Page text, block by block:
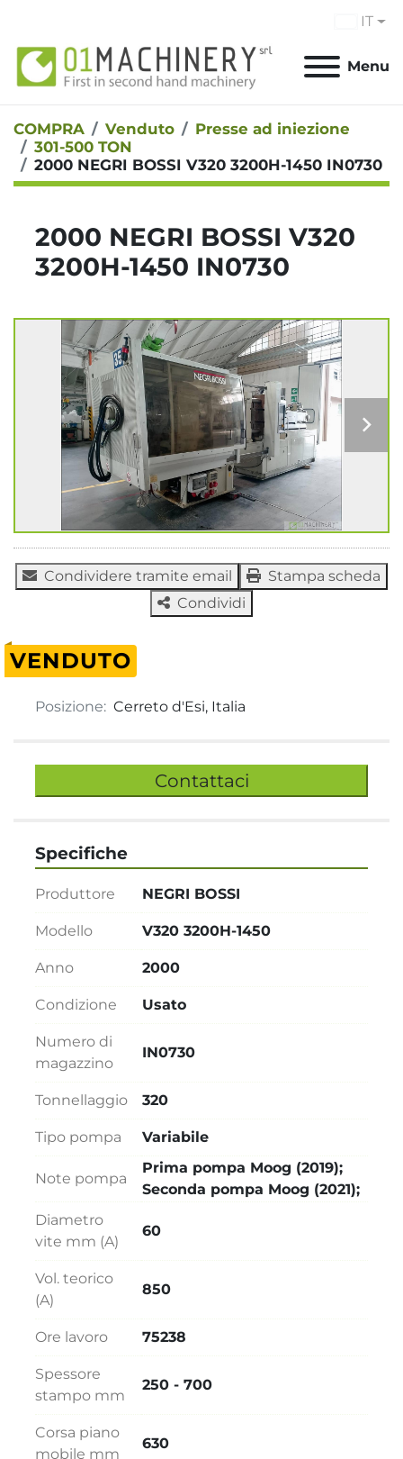
IT
Menu
COMPRA Venduto
Presse ad iniezione
301-500 TON
2000 NEGRI BOSSI V320 3200H-1450 IN0730
2000 NEGRI BOSSI V320
3200H-1450 IN0730
Condividere tramite email
Stampa scheda
Condividi
VENDUTO
Posizione: Cerreto d'Esi, Italia
Contattaci
Specifiche
Produttore NEGRI BOSSI
Modello V320 3200H-1450
Anno 2000
Condizione Usato
Numero di
magazzino
IN0730
Tonnellaggio 320
Tipo pompa Variabile
Note pompa
Prima pompa Moog (2019);
Seconda pompa Moog (2021);
Diametro
vite mm (A)
60
Vol. teorico
(A)
850
Ore lavoro 75238
Spessore
stampo mm
250 - 700
Corsa piano
mobile mm
630